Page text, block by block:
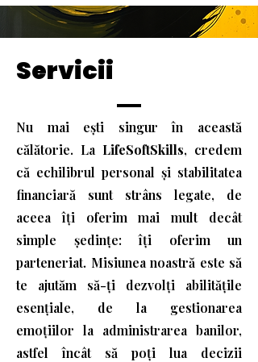
Servicii
Nu mai ești singur în această
călătorie. La LifeSoftSkills, credem
că echilibrul personal și stabilitatea
financiară sunt strâns legate, de
aceea îți oferim mai mult decât
simple ședințe: îți oferim un
parteneriat. Misiunea noastră este să
te ajutăm să-ți dezvolți abilitățile
esențiale, de la gestionarea
emoțiilor la administrarea banilor,
astfel încât să poți lua decizii